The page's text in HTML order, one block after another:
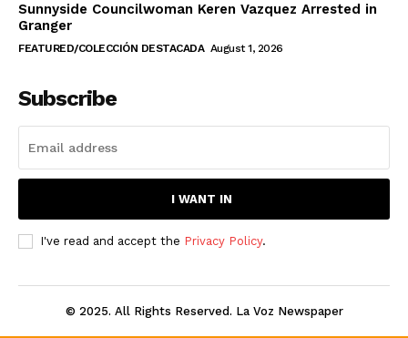
Sunnyside Councilwoman Keren Vazquez Arrested in
Granger
FEATURED/COLECCIÓN DESTACADA August 1, 2026
Subscribe
I WANT IN
I've read and accept the Privacy Policy.
© 2025. All Rights Reserved. La Voz Newspaper